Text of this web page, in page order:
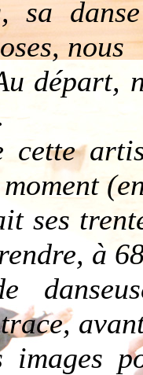
sa
nous
ses
à
images